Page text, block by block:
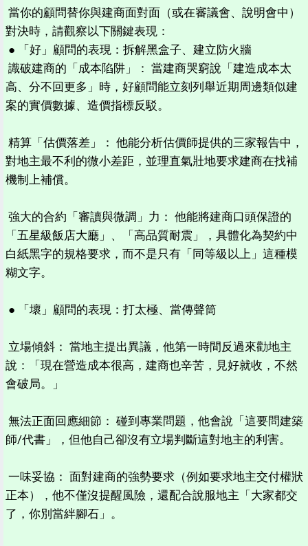
當你的顧問替你與建商面對面（或在審議會、說明會中）
對決時，請觀察以下關鍵表現：
● 「好」顧問的表現：拆解黑盒子、建立防火牆
識破建商的「成本陷阱」： 當建商哭窮說「建造成本太
高、分不回更多」時，好顧問能立刻列舉近期周邊類似建
案的實價數據、造價指標反駁。
精算「估價落差」： 他能分析估價師提供的三家報告中，
對地主最不利的微小差距，並理直氣壯地要求建商在找補
機制上補償。
強大的合約「審讀與微調」力： 他能將建商口頭保證的
「五星級飯店大廳」、「高品質耐震」，具體化為契約中
白紙黑字的規格要求，而不是只有「同等級以上」這種模
糊文字。
● 「壞」顧問的表現：打太極、當傳聲筒
立場傾斜： 當地主提出異議，他第一時間反過來勸地主
說：「現在營造成本很高，建商也辛苦，見好就收，不然
會破局。」
無法正面回應細節： 碰到專業問題，他會說「這要問建築
師/代書」，但他自己卻沒有立場判斷這對地主的利害。
一味妥協： 面對建商的強勢要求（例如要求地主交付權狀
正本），他不僅沒提醒風險，還配合說服地主「大家都交
了，你別當絆腳石」。